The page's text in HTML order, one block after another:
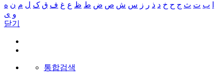
ب ت ث ج ح خ د ذ ر ز س ش ص ض ط ظ ع غ ف ق ک ل م ن ه
و ی
닫기
통합검색